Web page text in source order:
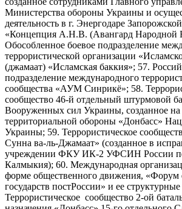
Министерства обороны Украины и
деятельность в г. Энергодаре
«Концепция А.Н.В. (Авангард Народной
Обособленное боевое подразделение
террористической организации
(джамаат) «Исламская баккия»; 57.
подразделение международного
сообщества «АУМ Синрикё»; 58.
сообщество 46-й отдельный штурмовой
Вооруженных сил Украины, созданное на
территориальной обороны «Донбасс»
Украины; 59. Террористическое
Сунна ва-ль-Джамаат» (созданное в
учреждении ФКУ ИК-2 УФСИН России
Калмыкия); 60. Международная
форме общественного движения, «Форум
государств постРоссии» и ее
Террористическое сообщество 2-ой